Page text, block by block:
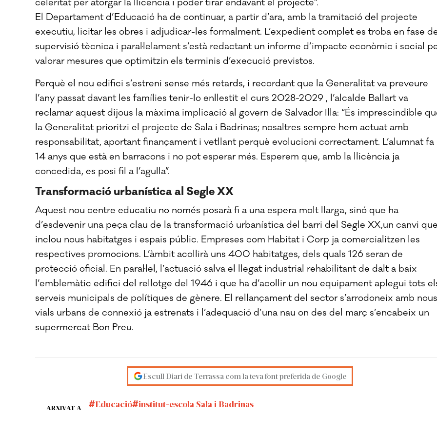
El Departament d’Educació ha de continuar, a partir d’ara, amb la tramitació del projecte
executiu, licitar les obres i adjudicar-les formalment. L’expedient complet es troba en fase
supervisió tècnica i paral·lelament s’està redactant un informe d’impacte econòmic i social
valorar mesures que optimitzin els terminis d’execució previstos.
Perquè el nou edifici s’estreni sense més retards, i recordant que la Generalitat va preveure
l’any passat davant les famílies tenir-lo enllestit el curs 2028-2029 , l’alcalde Ballart va
reclamar aquest dijous la màxima implicació al govern de Salvador Illa: “És imprescindible
la Generalitat prioritzi el projecte de Sala i Badrinas; nosaltres sempre hem actuat amb
responsabilitat, aportant finançament i vetllant perquè evolucioni correctament. L’alumnat fa
14 anys que està en barracons i no pot esperar més. Esperem que, amb la llicència ja
concedida, es posi fil a l’agulla”.
Transformació urbanística al Segle XX
Aquest nou centre educatiu no només posarà fi a una espera molt llarga, sinó que ha
d’esdevenir una peça clau de la transformació urbanística del barri del Segle XX,un canvi que
inclou nous habitatges i espais públic. Empreses com Habitat i Corp ja comercialitzen les
respectives promocions. L’àmbit acollirà uns 400 habitatges, dels quals 126 seran de
protecció oficial. En paral·lel, l’actuació salva el llegat industrial rehabilitant de dalt a baix
l’emblemàtic edifici del rellotge del 1946 i que ha d’acollir un nou equipament aplegui tots
serveis municipals de polítiques de gènere. El rellançament del sector s’arrodoneix amb nous
vials urbans de connexió ja estrenats i l’adequació d’una nau on des del març s’encabeix un
supermercat Bon Preu.
Escull Diari de Terrassa com la teva font preferida de Google
ARXIVAT A Educació institut-escola Sala i Badrinas